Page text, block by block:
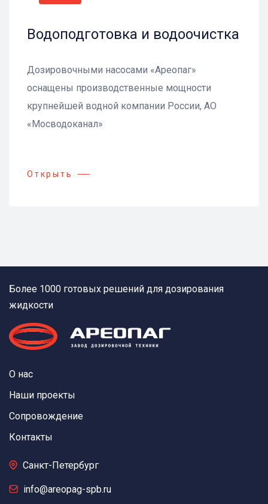
Водоподготовка и водоочистка
Дозировочными насосами «Ареопаг»
оснащены производственные мощности
крупнейшей водной компании России, АО
«Мосводоканал»
Открыть
Более 1000 готовых решений для дозирования
жидкости
О нас
Наши проекты
Сопровождение
Контакты
Санкт-Петербург
info@areopag-spb.ru